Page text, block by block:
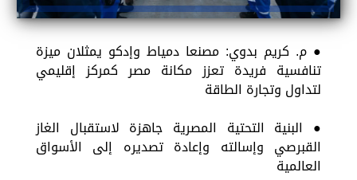
● م. كريم بدوي: مصنعا دمياط وإدكو يمثلان ميزة
تنافسية فريدة تعزز مكانة مصر كمركز إقليمي
لتداول وتجارة الطاقة
● البنية التحتية المصرية جاهزة لاستقبال الغاز
القبرصي وإسالته وإعادة تصديره إلى الأسواق
العالمية